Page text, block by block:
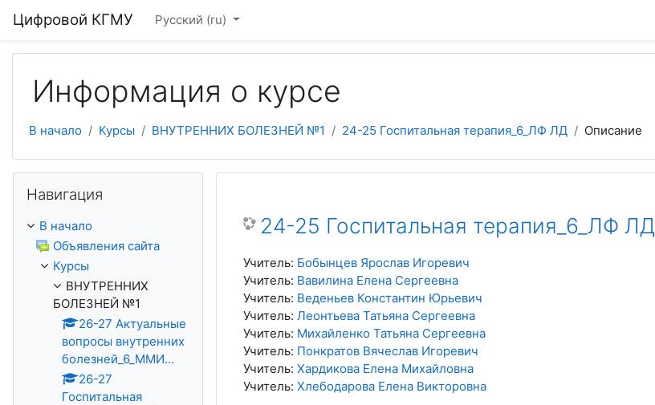
Цифровой КГМУ Русский ‎(ru)‎
Информация о курсе
В начало Курсы ВНУТРЕННИХ БОЛЕЗНЕЙ №1 24-25 Госпитальная терапия_6_ЛФ ЛД Описание
24-25 Госпитальная терапия_6_ЛФ ЛД
Учитель: Бобынцев Ярослав Игоревич
Учитель: Вавилина Елена Сергеевна
Учитель: Веденьев Константин Юрьевич
Учитель: Леонтьева Татьяна Сергеевна
Учитель: Михайленко Татьяна Сергеевна
Учитель: Понкратов Вячеслав Игоревич
Учитель: Хардикова Елена Михайловна
Учитель: Хлебодарова Елена Викторовна
Навигация
В начало
Объявления сайта
Курсы
ВНУТРЕННИХ
БОЛЕЗНЕЙ №1
26-27 Актуальные
вопросы внутренних
болезней_6_ММИ...
26-27
Госпитальная